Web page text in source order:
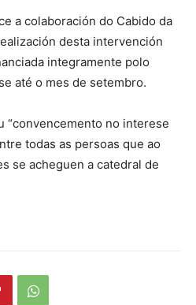
a colaboración do Cabido da
desta intervención
integramente polo
até o mes de setembro.
“convencemento no interese
todas as persoas que ao
se acheguen a catedral de